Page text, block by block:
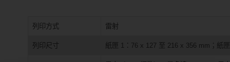
列印方式 雷射
列印尺寸 紙匣 1：76 x 127 至 216 x 356 mm；紙